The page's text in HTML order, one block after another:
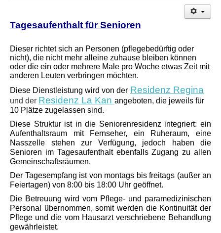
Unsere Einrichtungen
Unsere Organisation
Ehrenamt
Kontakt
Jobs
Datenschutz
Tagesaufenthalt für Senioren
Dieser richtet sich an Personen (pflegebedürftig oder
nicht), die nicht mehr alleine zuhause bleiben können
oder die ein oder mehrere Male pro Woche etwas Zeit mit
anderen Leuten verbringen möchten.
Diese Dienstleistung wird von der Residenz Regina
und der Residenz La Kan angeboten, die jeweils für
10 Plätze zugelassen sind.
Diese Struktur ist in die Seniorenresidenz integriert: ein
Aufenthaltsraum mit Fernseher, ein Ruheraum, eine
Nasszelle stehen zur Verfügung, jedoch haben die
Senioren im Tagesaufenthalt ebenfalls Zugang zu allen
Gemeinschaftsräumen.
Der Tagesempfang ist von montags bis freitags (außer an
Feiertagen) von 8:00 bis 18:00 Uhr geöffnet.
Die Betreuung wird vom Pflege- und paramedizinischen
Personal übernommen, somit werden die Kontinuität der
Pflege und die vom Hausarzt verschriebene Behandlung
gewährleistet.